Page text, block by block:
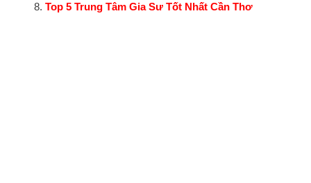
Top 5 Trung Tâm Gia Sư Tốt Nhất Cần Thơ